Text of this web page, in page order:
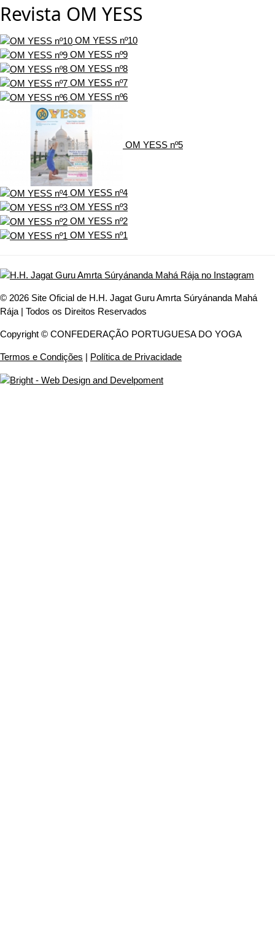
Revista OM YESS
OM YESS nº10
OM YESS nº9
OM YESS nº8
OM YESS nº7
OM YESS nº6
OM YESS nº5
OM YESS nº4
OM YESS nº3
OM YESS nº2
OM YESS nº1
© 2026 Site Oficial de H.H. Jagat Guru Amrta Súryánanda Mahá
Rája | Todos os Direitos Reservados
Copyright © CONFEDERAÇÃO PORTUGUESA DO YOGA
Termos e Condições | Política de Privacidade